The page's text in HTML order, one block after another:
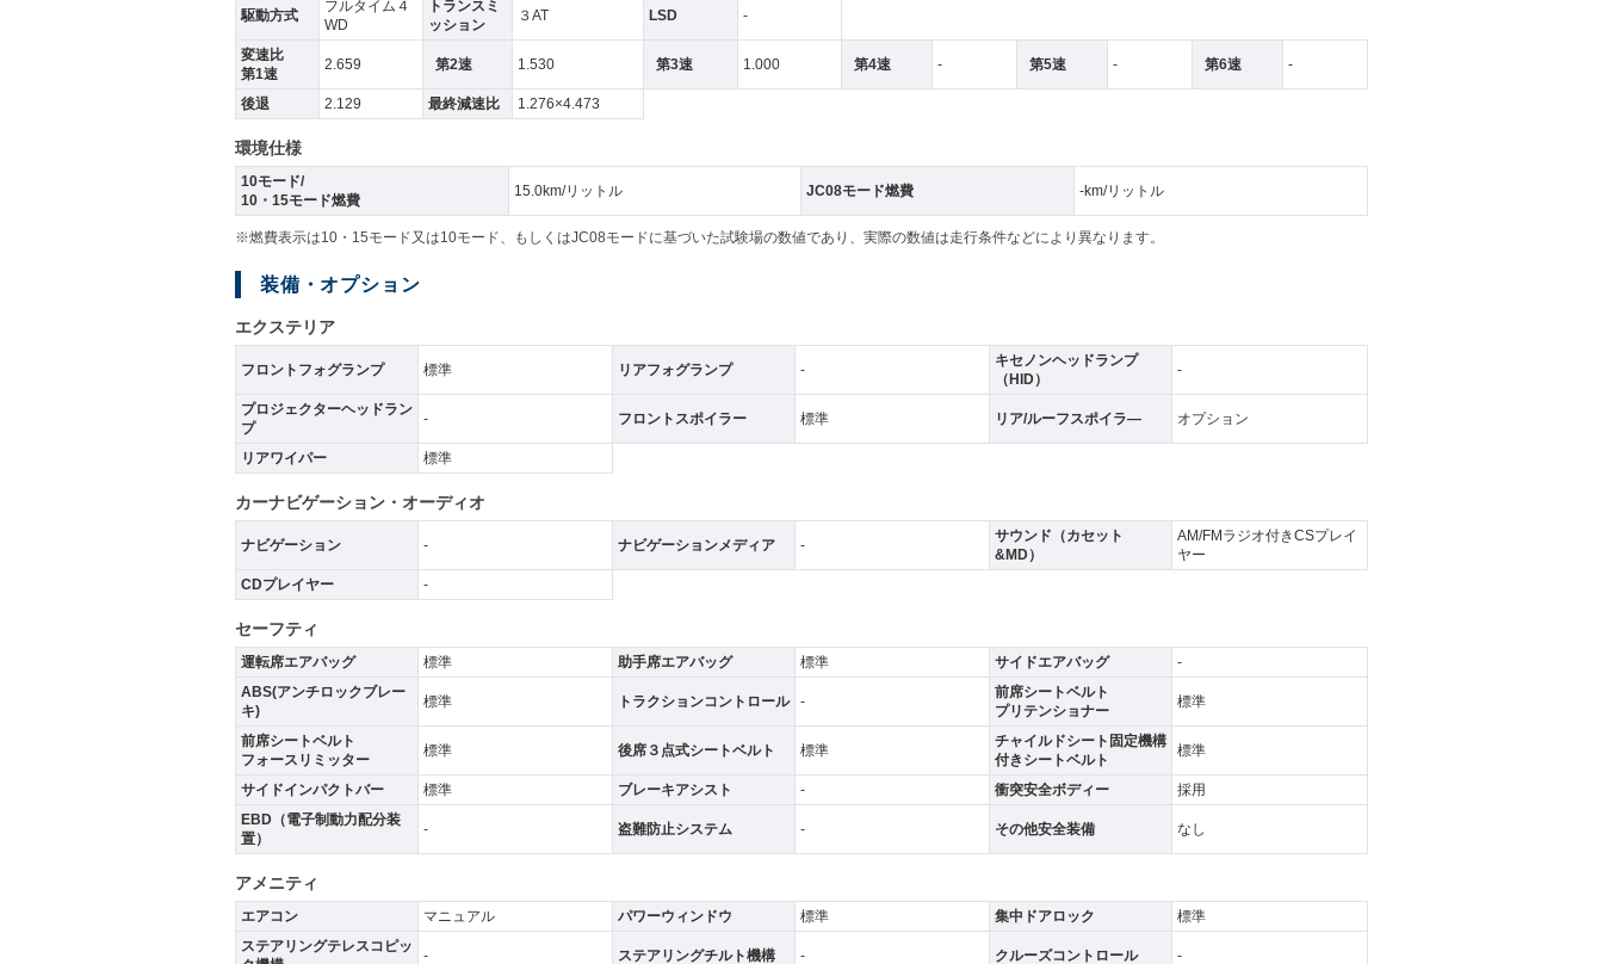
駆動方式
フルタイム４
WD
トランスミ
ッション
３AT LSD -
変速比
第1速
2.659 第2速 1.530 第3速 1.000 第4速 - 第5速 - 第6速 -
後退 2.129 最終減速比 1.276×4.473
環境仕様
10モード/
10・15モード燃費
15.0km/リットル JC08モード燃費 -km/リットル
※燃費表示は10・15モード又は10モード、もしくはJC08モードに基づいた試験場の数値であり、実際の数値は走行条件などにより異なります。
装備・オプション
エクステリア
フロントフォグランプ 標準 リアフォグランプ -
キセノンヘッドランプ
（HID）
-
プロジェクターヘッドラン
プ
- フロントスポイラー 標準 リア/ルーフスポイラ― オプション
リアワイパー 標準
カーナビゲーション・オーディオ
ナビゲーション - ナビゲーションメディア -
サウンド（カセット
&MD）
AM/FMラジオ付きCSプレイ
ヤー
CDプレイヤー
-
セーフティ
運転席エアバッグ 標準 助手席エアバッグ 標準 サイドエアバッグ
-
ABS(アンチロックブレー
キ)
標準 トラクションコントロール -
前席シートベルト
プリテンショナー
標準
前席シートベルト
フォースリミッター
標準 後席３点式シートベルト 標準
チャイルドシート固定機構
付きシートベルト
標準
サイドインパクトバー 標準 ブレーキアシスト - 衝突安全ボディー
採用
EBD（電子制動力配分装
置）
- 盗難防止システム - その他安全装備 なし
アメニティ
エアコン マニュアル パワーウィンドウ 標準 集中ドアロック
標準
ステアリングテレスコピッ
- ステアリングチルト機構 - クルーズコントロール -